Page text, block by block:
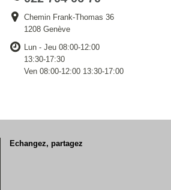
Chemin Frank-Thomas 36
1208 Genève
Lun - Jeu 08:00-12:00
13:30-17:30
Ven 08:00-12:00 13:30-17:00
Echangez, partagez